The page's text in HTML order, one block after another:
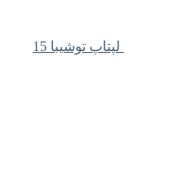
لپتاپ توشیبا 15